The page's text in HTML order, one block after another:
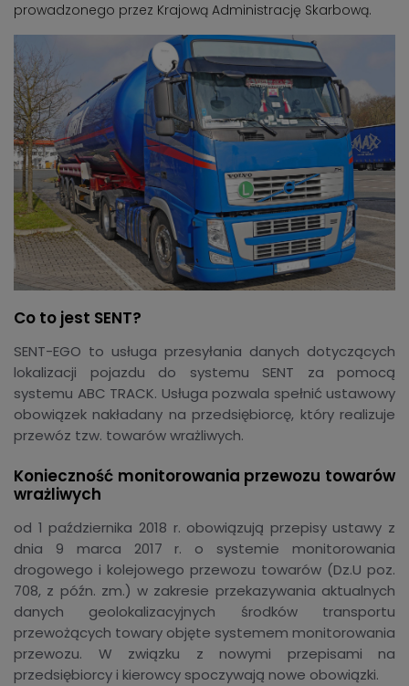
prowadzonego przez Krajową Administrację Skarbową.
Co to jest SENT?
SENT-EGO to usługa przesyłania danych dotyczących
lokalizacji pojazdu do systemu SENT za pomocą
systemu ABC TRACK. Usługa pozwala spełnić ustawowy
obowiązek nakładany na przedsiębiorcę, który realizuje
przewóz tzw. towarów wrażliwych.
Konieczność monitorowania przewozu towarów
wrażliwych
od 1 października 2018 r. obowiązują przepisy ustawy z
dnia 9 marca 2017 r. o systemie monitorowania
drogowego i kolejowego przewozu towarów (Dz.U poz.
708, z późn. zm.) w zakresie przekazywania aktualnych
danych geolokalizacyjnych środków transportu
przewożących towary objęte systemem monitorowania
przewozu. W związku z nowymi przepisami na
przedsiębiorcy i kierowcy spoczywają nowe obowiązki.